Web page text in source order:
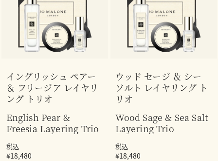
イングリッシュ ペアー
＆ フリージア レイヤリ
ング トリオ
English Pear &
Freesia Layering Trio
税込
¥18,480
ウッド セージ ＆ シー
ソルト レイヤリング ト
リオ
Wood Sage & Sea Salt
Layering Trio
税込
¥18,480